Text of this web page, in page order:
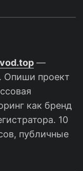
—
Опиши проект
как бренд
10
публичные